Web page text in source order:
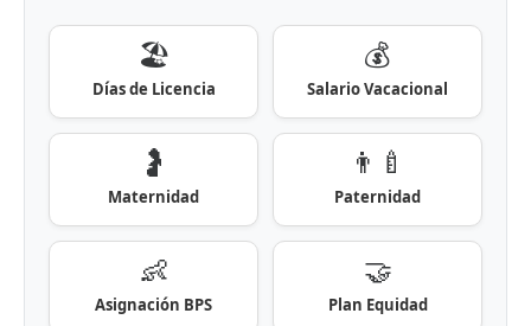
🏖️
Días de Licencia
💰
Salario Vacacional
🤰
Maternidad
👨‍🍼
Paternidad
👶
Asignación BPS
🤝
Plan Equidad